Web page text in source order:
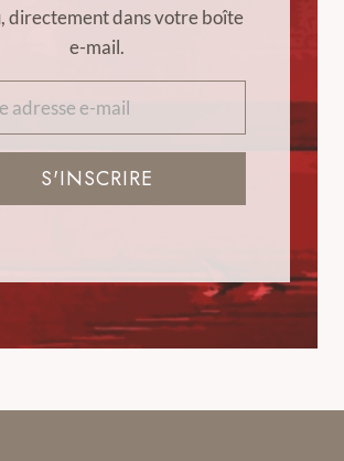
directement dans votre boîte
e-mail.
S'INSCRIRE